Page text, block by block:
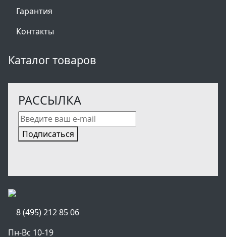
Гарантия
Контакты
Каталог товаров
РАССЫЛКА
Подписаться
8 (495) 212 85 06
Пн-Вс 10-19